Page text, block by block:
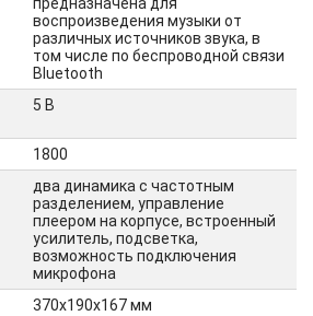
воспроизведения музыки от
различных источников звука, в
том числе по беспроводной связи
Bluetooth
5 В
1800
два динамика с частотным
разделением, управление
плеером на корпусе, встроенный
усилитель, подсветка,
возможность подключения
микрофона
370х190х167 мм